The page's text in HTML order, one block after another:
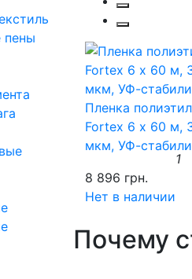
пены
Пленка
Fortex 6 х 60 м,
мкм, УФ-
1
8 896 грн.
Нет в наличии
Почему